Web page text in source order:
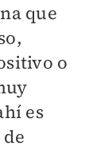
que
o
es